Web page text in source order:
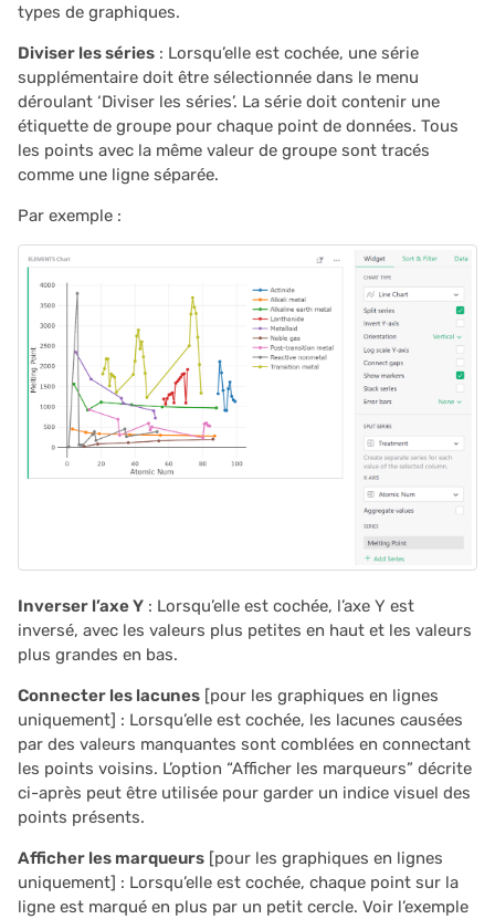
2020/05
Newsletters
types de graphiques.
Diviser les séries : Lorsqu’elle est cochée, une série
supplémentaire doit être sélectionnée dans le menu
déroulant ‘Diviser les séries’. La série doit contenir une
étiquette de groupe pour chaque point de données. Tous
les points avec la même valeur de groupe sont tracés
comme une ligne séparée.
Par exemple :
Inverser l’axe Y : Lorsqu’elle est cochée, l’axe Y est
inversé, avec les valeurs plus petites en haut et les valeurs
plus grandes en bas.
Connecter les lacunes [pour les graphiques en lignes
uniquement] : Lorsqu’elle est cochée, les lacunes causées
par des valeurs manquantes sont comblées en connectant
les points voisins. L’option “Afficher les marqueurs” décrite
ci-après peut être utilisée pour garder un indice visuel des
points présents.
Afficher les marqueurs [pour les graphiques en lignes
uniquement] : Lorsqu’elle est cochée, chaque point sur la
ligne est marqué en plus par un petit cercle. Voir l’exemple